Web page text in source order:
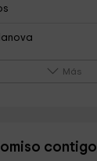
Más
contigo